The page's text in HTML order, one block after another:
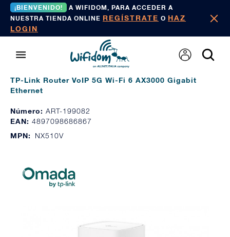
¡BIENVENIDO!
A WIFIDOM, PARA ACCEDER A
NUESTRA TIENDA ONLINE REGÍSTRATE O HAZ
LOGIN
TP-Link Router VoIP 5G Wi-Fi 6 AX3000 Gigabit
Ethernet
Número: ART-199082
EAN: 4897098686867
MPN:
NX510V